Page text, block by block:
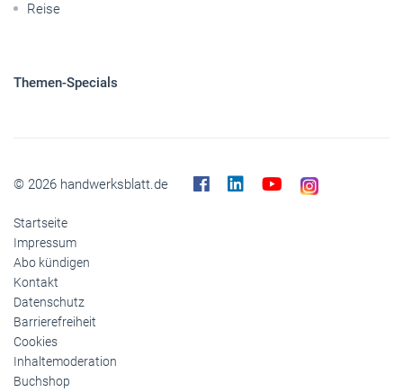
Reise
Themen-Specials
© 2026 handwerksblatt.de
Startseite
Impressum
Abo kündigen
Kontakt
Datenschutz
Barrierefreiheit
Cookies
Inhaltemoderation
Buchshop